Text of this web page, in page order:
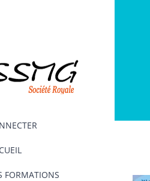
FORMATIONS